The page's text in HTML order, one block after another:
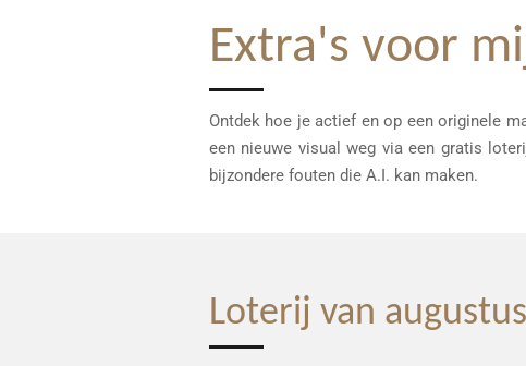
Extra's voor
Ontdek hoe je actief en op een originele
een nieuwe visual weg via een gratis
bijzondere fouten die A.I. kan maken.
Loterij van augustus